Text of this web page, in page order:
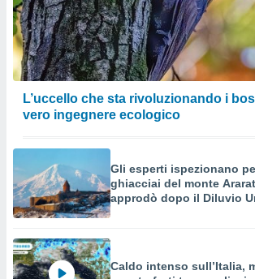
L’uccello che sta rivoluzionando i
vero ingegnere ecologico
Gli esperti ispezionano
ghiacciai del monte
approdò dopo il Diluvio
Caldo intenso sull’Italia,